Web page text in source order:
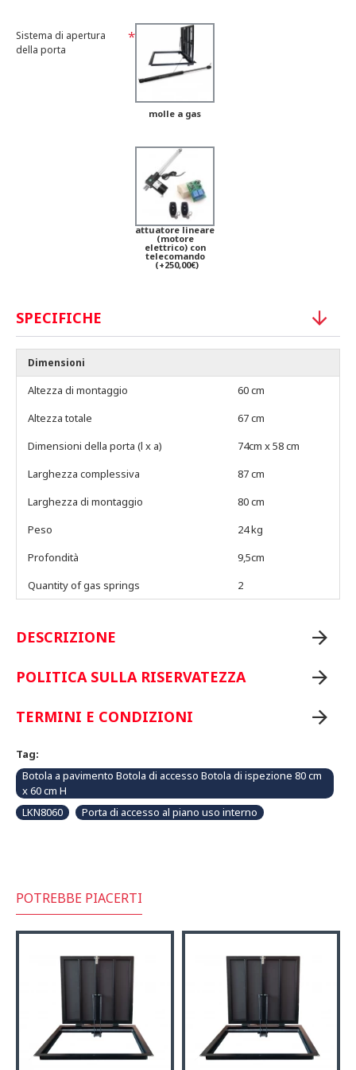
Sistema di apertura
della porta
molle a gas
attuatore lineare
(motore
elettrico) con
telecomando
(+250,00€)
SPECIFICHE
Dimensioni
Altezza di montaggio
60 cm
Altezza totale
67 cm
Dimensioni della porta (l x a)
74cm x 58 cm
Larghezza complessiva
87 cm
Larghezza di montaggio
80 cm
Peso
24 kg
Profondità
9,5cm
Quantity of gas springs
2
DESCRIZIONE
POLITICA SULLA RISERVATEZZA
TERMINI E CONDIZIONI
Tag:
Botola a pavimento Botola di accesso Botola di ispezione 80 cm
x 60 cm H
LKN8060
Porta di accesso al piano uso interno
POTREBBE PIACERTI